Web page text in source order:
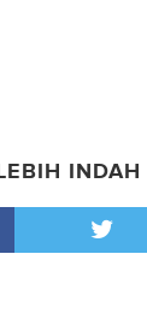
INDAH